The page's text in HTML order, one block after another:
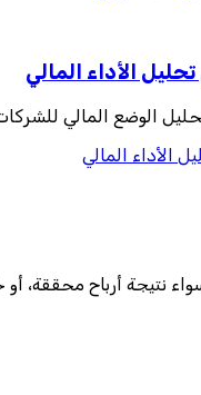
الأداء المالي
الوضع المالي
الأداء المالي
نتيجة أرباح محققة، أو